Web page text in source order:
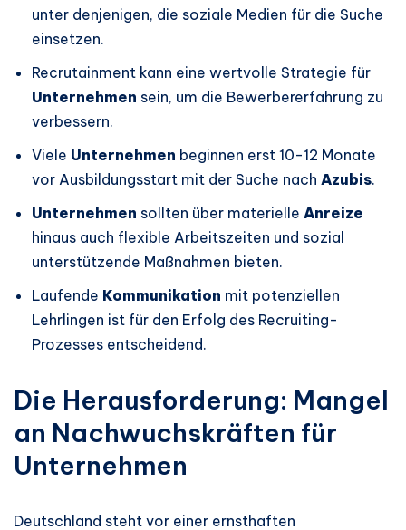
unter denjenigen, die soziale Medien für die Suche
einsetzen.
Recrutainment kann eine wertvolle Strategie für
Unternehmen sein, um die Bewerbererfahrung zu
verbessern.
Viele Unternehmen beginnen erst 10-12 Monate
vor Ausbildungsstart mit der Suche nach Azubis.
Unternehmen sollten über materielle Anreize
hinaus auch flexible Arbeitszeiten und sozial
unterstützende Maßnahmen bieten.
Laufende Kommunikation mit potenziellen
Lehrlingen ist für den Erfolg des Recruiting-
Prozesses entscheidend.
Die Herausforderung: Mangel
an Nachwuchskräften für
Unternehmen
Deutschland steht vor einer ernsthaften